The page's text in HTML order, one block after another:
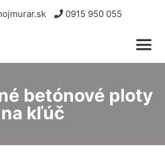
0915 950 055
betónové ploty
na kľúč